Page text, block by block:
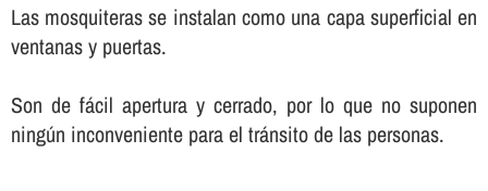
Las mosquiteras se instalan como una capa superficial en
ventanas y puertas.
Son de fácil apertura y cerrado, por lo que no suponen
ningún inconveniente para el tránsito de las personas.